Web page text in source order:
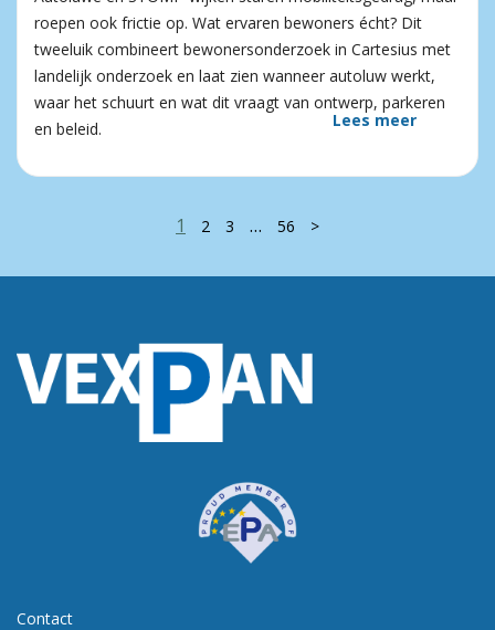
roepen ook frictie op. Wat ervaren bewoners écht? Dit
tweeluik combineert bewonersonderzoek in Cartesius met
landelijk onderzoek en laat zien wanneer autoluw werkt,
waar het schuurt en wat dit vraagt van ontwerp, parkeren
en beleid.
Lees meer
1 2 3 … 56 >
Contact